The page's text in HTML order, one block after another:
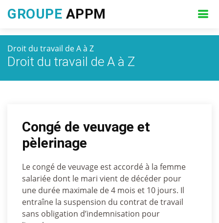
GROUPE APPM
Droit du travail de A à Z
Droit du travail de A à Z
Congé de veuvage et
pèlerinage
Le congé de veuvage est accordé à la femme
salariée dont le mari vient de décéder pour
une durée maximale de 4 mois et 10 jours. Il
entraîne la suspension du contrat de travail
sans obligation d’indemnisation pour